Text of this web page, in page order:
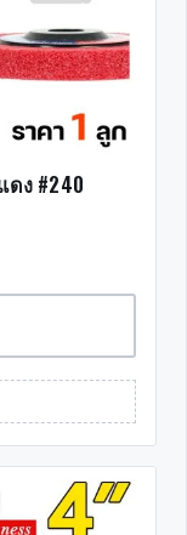
ดง #240